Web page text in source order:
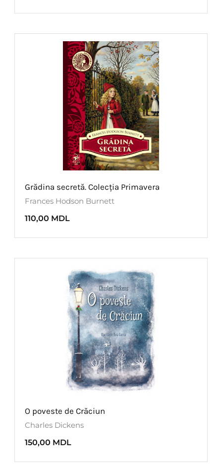
Grădina secretă. Colecția Primavera
Frances Hodson Burnett
110,00 MDL
O poveste de Crăciun
Charles Dickens
150,00 MDL